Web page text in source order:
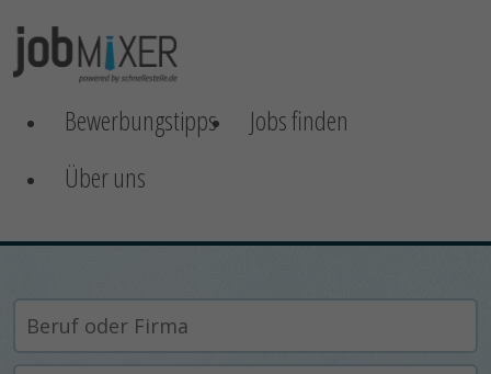
Bewerbungstipps
Jobs finden
Über uns